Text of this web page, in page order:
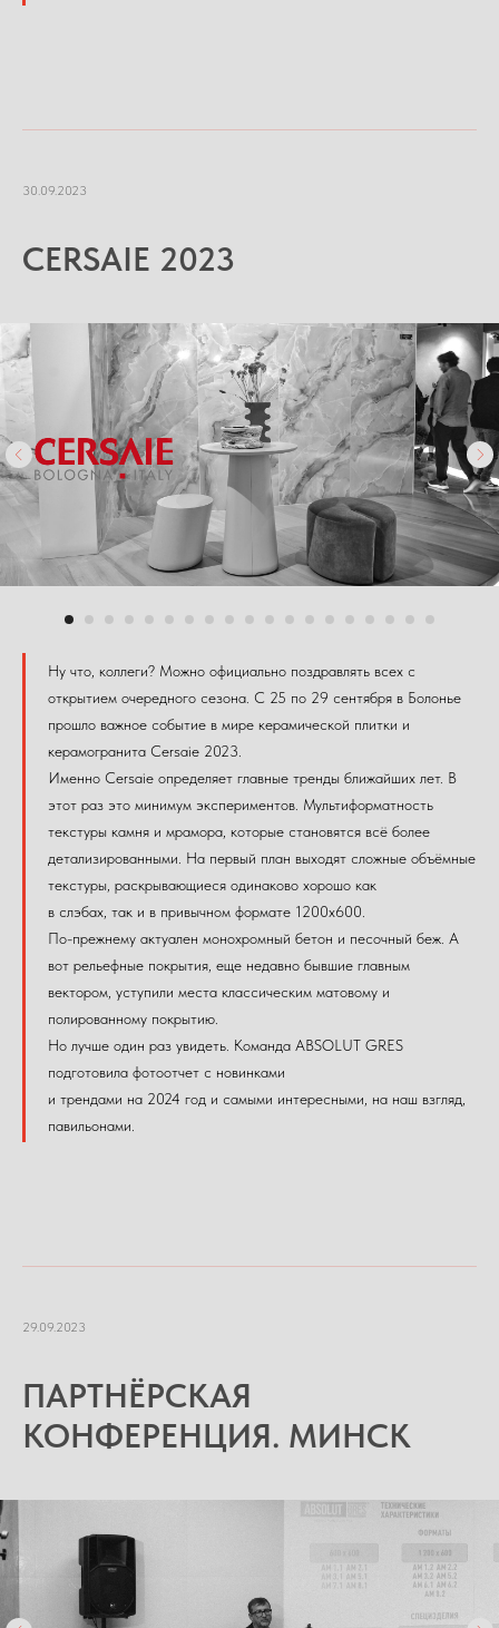
30.09.2023
CERSAIE 2023
Ну что, коллеги? Можно официально поздравлять всех с
открытием очередного сезона. С 25 по 29 сентября в Болонье
прошло важное событие в мире керамической плитки и
керамогранита Cersaie 2023.
Именно Cersaie определяет главные тренды ближайших лет. В
этот раз это минимум экспериментов. Мультиформатность
текстуры камня и мрамора, которые становятся всё более
детализированными. На первый план выходят сложные объёмные
текстуры, раскрывающиеся одинаково хорошо как
в слэбах, так и в привычном формате 1200х600.
По-прежнему актуален монохромный бетон и песочный беж. А
вот рельефные покрытия, еще недавно бывшие главным
вектором, уступили места классическим матовому и
полированному покрытию.
Но лучше один раз увидеть. Команда ABSOLUT GRES
подготовила фотоотчет с новинками
и трендами на 2024 год и самыми интересными, на наш взгляд,
павильонами.
29.09.2023
ПАРТНЁРСКАЯ
КОНФЕРЕНЦИЯ. МИНСК